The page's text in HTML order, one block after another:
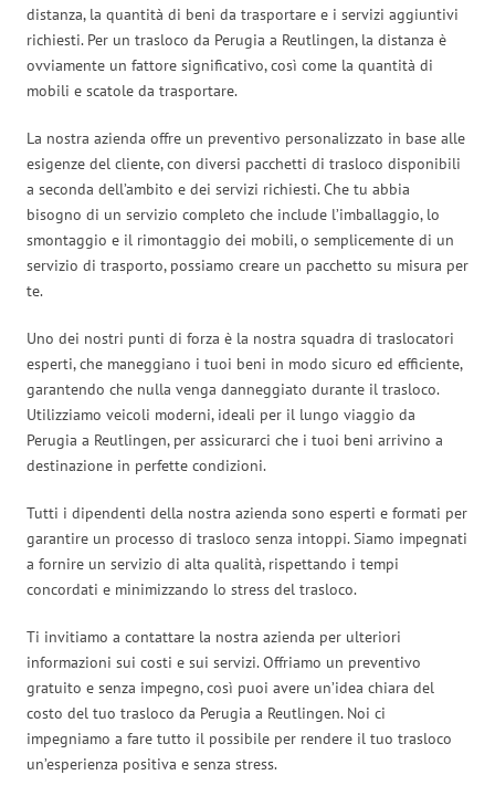
distanza, la quantità di beni da trasportare e i servizi aggiuntivi
richiesti. Per un trasloco da Perugia a Reutlingen, la distanza è
ovviamente un fattore significativo, così come la quantità di
mobili e scatole da trasportare.
La nostra azienda offre un preventivo personalizzato in base alle
esigenze del cliente, con diversi pacchetti di trasloco disponibili
a seconda dell’ambito e dei servizi richiesti. Che tu abbia
bisogno di un servizio completo che include l’imballaggio, lo
smontaggio e il rimontaggio dei mobili, o semplicemente di un
servizio di trasporto, possiamo creare un pacchetto su misura per
te.
Uno dei nostri punti di forza è la nostra squadra di traslocatori
esperti, che maneggiano i tuoi beni in modo sicuro ed efficiente,
garantendo che nulla venga danneggiato durante il trasloco.
Utilizziamo veicoli moderni, ideali per il lungo viaggio da
Perugia a Reutlingen, per assicurarci che i tuoi beni arrivino a
destinazione in perfette condizioni.
Tutti i dipendenti della nostra azienda sono esperti e formati per
garantire un processo di trasloco senza intoppi. Siamo impegnati
a fornire un servizio di alta qualità, rispettando i tempi
concordati e minimizzando lo stress del trasloco.
Ti invitiamo a contattare la nostra azienda per ulteriori
informazioni sui costi e sui servizi. Offriamo un preventivo
gratuito e senza impegno, così puoi avere un’idea chiara del
costo del tuo trasloco da Perugia a Reutlingen. Noi ci
impegniamo a fare tutto il possibile per rendere il tuo trasloco
un’esperienza positiva e senza stress.